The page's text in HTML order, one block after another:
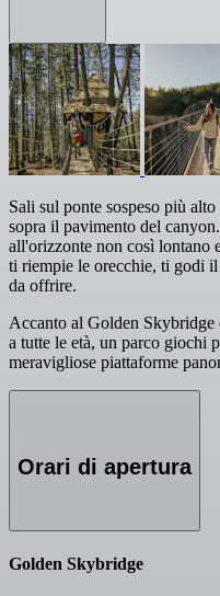
Sali sul ponte sospeso più
sopra il pavimento del
all'orizzonte non così lontano
ti riempie le orecchie, ti godi
da offrire.
Accanto al Golden
a tutte le età, un parco giochi
meravigliose piattaforme
Orari di apertura
Golden Skybridge